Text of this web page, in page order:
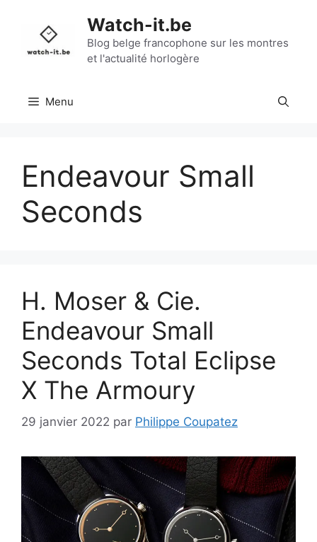
contenu
Watch-it.be
Blog belge francophone sur les montres
et l'actualité horlogère
Menu
Endeavour Small
Seconds
H. Moser & Cie.
Endeavour Small
Seconds Total Eclipse
X The Armoury
29 janvier 2022 par Philippe Coupatez